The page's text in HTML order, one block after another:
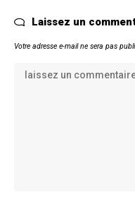
Laissez un
Votre adresse e-mail ne sera pas